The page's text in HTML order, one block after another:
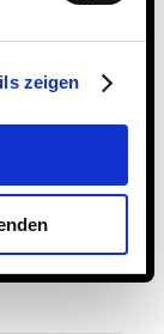
zeigen